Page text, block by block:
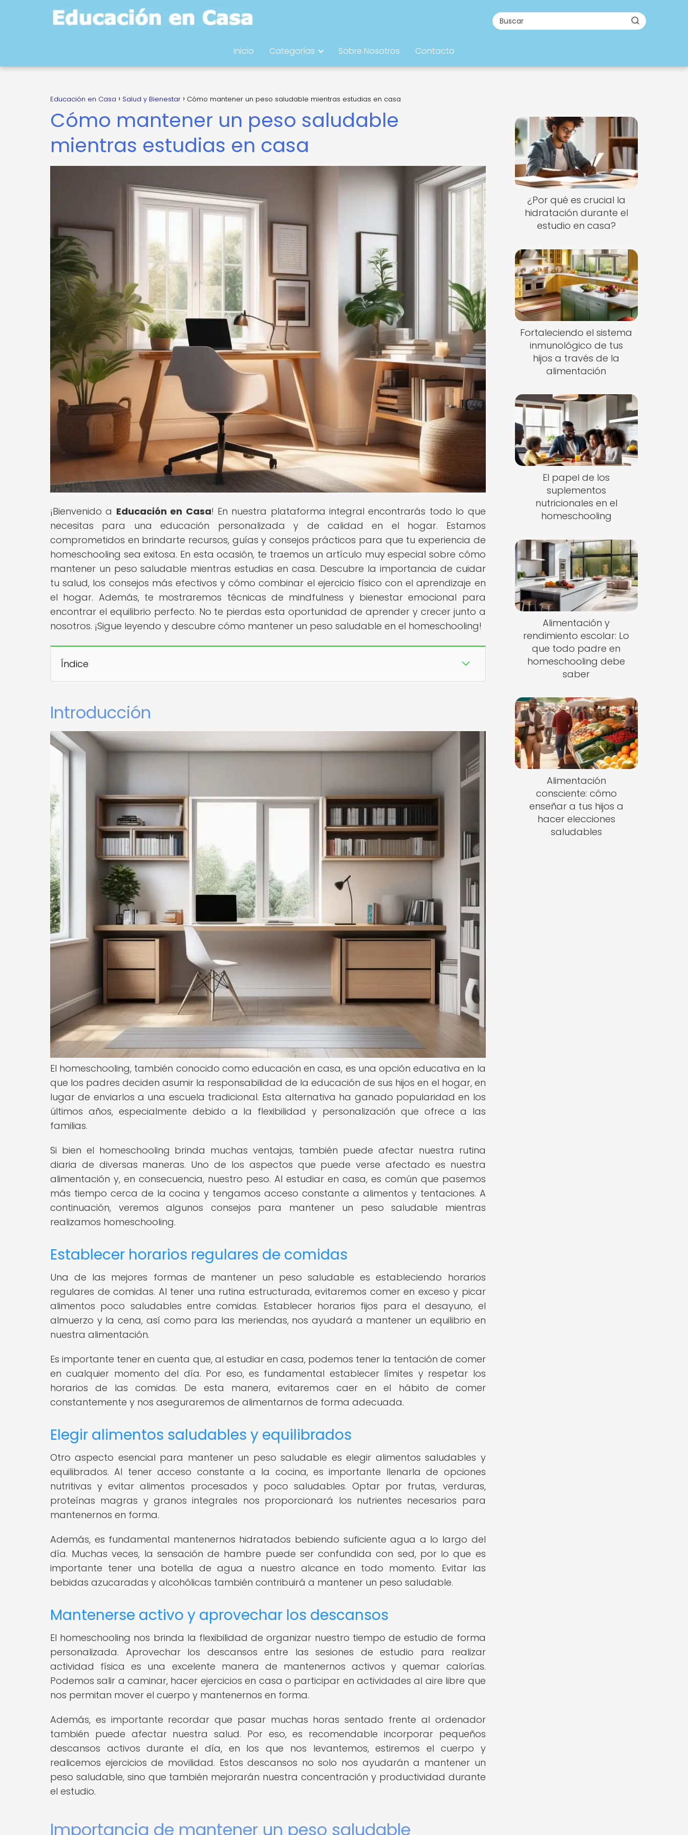
Inicio Categorías Sobre Nosotros Contacto
Educación en Casa Salud y Bienestar Cómo mantener un peso saludable mientras estudias en casa
Cómo mantener un peso saludable
mientras estudias en casa
¡Bienvenido a Educación en Casa! En nuestra plataforma integral encontrarás todo lo que
necesitas para una educación personalizada y de calidad en el hogar. Estamos
comprometidos en brindarte recursos, guías y consejos prácticos para que tu experiencia de
homeschooling sea exitosa. En esta ocasión, te traemos un artículo muy especial sobre cómo
mantener un peso saludable mientras estudias en casa. Descubre la importancia de cuidar
tu salud, los consejos más efectivos y cómo combinar el ejercicio físico con el aprendizaje en
el hogar. Además, te mostraremos técnicas de mindfulness y bienestar emocional para
encontrar el equilibrio perfecto. No te pierdas esta oportunidad de aprender y crecer junto a
nosotros. ¡Sigue leyendo y descubre cómo mantener un peso saludable en el homeschooling!
Índice
Introducción
El homeschooling, también conocido como educación en casa, es una opción educativa en la
que los padres deciden asumir la responsabilidad de la educación de sus hijos en el hogar, en
lugar de enviarlos a una escuela tradicional. Esta alternativa ha ganado popularidad en los
últimos años, especialmente debido a la flexibilidad y personalización que ofrece a las
familias.
Si bien el homeschooling brinda muchas ventajas, también puede afectar nuestra rutina
diaria de diversas maneras. Uno de los aspectos que puede verse afectado es nuestra
alimentación y, en consecuencia, nuestro peso. Al estudiar en casa, es común que pasemos
más tiempo cerca de la cocina y tengamos acceso constante a alimentos y tentaciones. A
continuación, veremos algunos consejos para mantener un peso saludable mientras
realizamos homeschooling.
Establecer horarios regulares de comidas
Una de las mejores formas de mantener un peso saludable es estableciendo horarios
regulares de comidas. Al tener una rutina estructurada, evitaremos comer en exceso y picar
alimentos poco saludables entre comidas. Establecer horarios fijos para el desayuno, el
almuerzo y la cena, así como para las meriendas, nos ayudará a mantener un equilibrio en
nuestra alimentación.
Es importante tener en cuenta que, al estudiar en casa, podemos tener la tentación de comer
en cualquier momento del día. Por eso, es fundamental establecer límites y respetar los
horarios de las comidas. De esta manera, evitaremos caer en el hábito de comer
constantemente y nos aseguraremos de alimentarnos de forma adecuada.
Elegir alimentos saludables y equilibrados
Otro aspecto esencial para mantener un peso saludable es elegir alimentos saludables y
equilibrados. Al tener acceso constante a la cocina, es importante llenarla de opciones
nutritivas y evitar alimentos procesados y poco saludables. Optar por frutas, verduras,
proteínas magras y granos integrales nos proporcionará los nutrientes necesarios para
mantenernos en forma.
Además, es fundamental mantenernos hidratados bebiendo suficiente agua a lo largo del
día. Muchas veces, la sensación de hambre puede ser confundida con sed, por lo que es
importante tener una botella de agua a nuestro alcance en todo momento. Evitar las
bebidas azucaradas y alcohólicas también contribuirá a mantener un peso saludable.
Mantenerse activo y aprovechar los descansos
El homeschooling nos brinda la flexibilidad de organizar nuestro tiempo de estudio de forma
personalizada. Aprovechar los descansos entre las sesiones de estudio para realizar
actividad física es una excelente manera de mantenernos activos y quemar calorías.
Podemos salir a caminar, hacer ejercicios en casa o participar en actividades al aire libre que
nos permitan mover el cuerpo y mantenernos en forma.
Además, es importante recordar que pasar muchas horas sentado frente al ordenador
también puede afectar nuestra salud. Por eso, es recomendable incorporar pequeños
descansos activos durante el día, en los que nos levantemos, estiremos el cuerpo y
realicemos ejercicios de movilidad. Estos descansos no solo nos ayudarán a mantener un
peso saludable, sino que también mejorarán nuestra concentración y productividad durante
el estudio.
Importancia de mantener un peso saludable
¿Por qué es crucial la
hidratación durante el
estudio en casa?
Fortaleciendo el sistema
inmunológico de tus
hijos a través de la
alimentación
El papel de los
suplementos
nutricionales en el
homeschooling
Alimentación y
rendimiento escolar: Lo
que todo padre en
homeschooling debe
saber
Alimentación
consciente: cómo
enseñar a tus hijos a
hacer elecciones
saludables